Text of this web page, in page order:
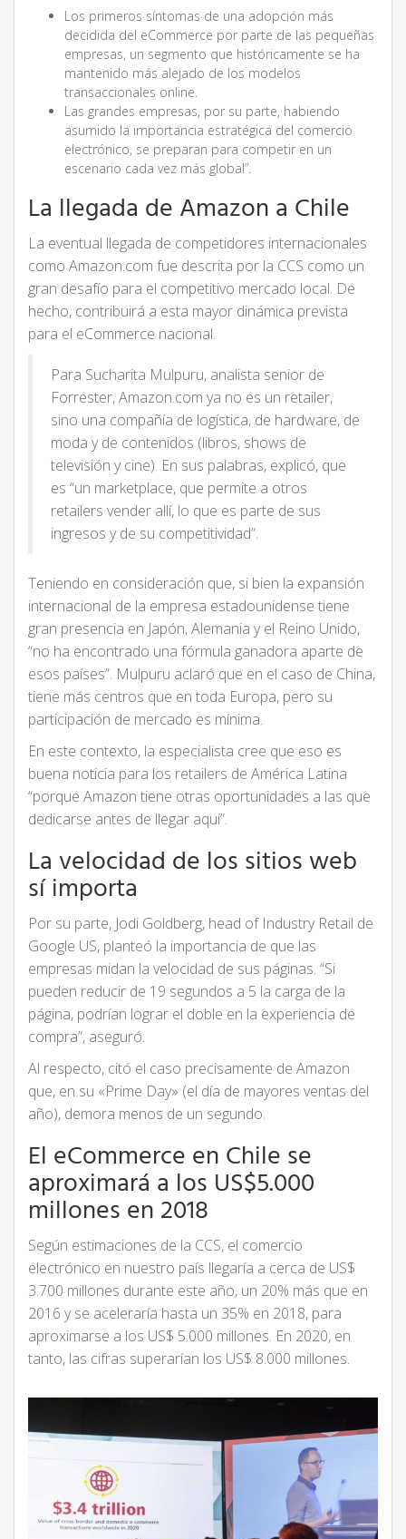
Los primeros síntomas de una adopción más
decidida del eCommerce por parte de las pequeñas
empresas, un segmento que históricamente se ha
mantenido más alejado de los modelos
transaccionales online.
Las grandes empresas, por su parte, habiendo
asumido la importancia estratégica del comercio
electrónico, se preparan para competir en un
escenario cada vez más global”.
La llegada de Amazon a Chile
La eventual llegada de competidores internacionales
como Amazon.com fue descrita por la CCS como un
gran desafío para el competitivo mercado local. De
hecho, contribuirá a esta mayor dinámica prevista
para el eCommerce nacional.
Para Sucharita Mulpuru, analista senior de
Forrester, Amazon.com ya no es un retailer,
sino una compañía de logística, de hardware, de
moda y de contenidos (libros, shows de
televisión y cine). En sus palabras, explicó, que
es “un marketplace, que permite a otros
retailers vender allí, lo que es parte de sus
ingresos y de su competitividad”.
Teniendo en consideración que, si bien la expansión
internacional de la empresa estadounidense tiene
gran presencia en Japón, Alemania y el Reino Unido,
“no ha encontrado una fórmula ganadora aparte de
esos países”. Mulpuru aclaró que en el caso de China,
tiene más centros que en toda Europa, pero su
participación de mercado es mínima.
En este contexto, la especialista cree que eso es
buena noticia para los retailers de América Latina
“porque Amazon tiene otras oportunidades a las que
dedicarse antes de llegar aquí”.
La velocidad de los sitios web
sí importa
Por su parte, Jodi Goldberg, head of Industry Retail de
Google US, planteó la importancia de que las
empresas midan la velocidad de sus páginas. “Si
pueden reducir de 19 segundos a 5 la carga de la
página, podrían lograr el doble en la experiencia de
compra”, aseguró.
Al respecto, citó el caso precisamente de Amazon
que, en su «Prime Day» (el día de mayores ventas del
año), demora menos de un segundo.
El eCommerce en Chile se
aproximará a los US$5.000
millones en 2018
Según estimaciones de la CCS, el comercio
electrónico en nuestro país llegaría a cerca de US$
3.700 millones durante este año, un 20% más que en
2016 y se aceleraría hasta un 35% en 2018, para
aproximarse a los US$ 5.000 millones. En 2020, en
tanto, las cifras superarían los US$ 8.000 millones.